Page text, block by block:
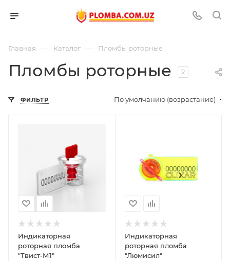
Главная — Каталог — Пломбы роторные
Пломбы роторные 2
ФИЛЬТР По умолчанию (возрастание)
Индикаторная
роторная пломба
"Твист-М1"
Индикаторная
роторная пломба
"Люмисил"